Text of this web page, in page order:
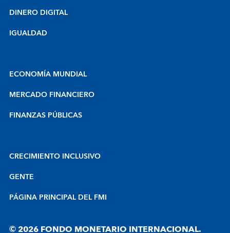
DINERO DIGITAL
IGUALDAD
ECONOMÍA MUNDIAL
MERCADO FINANCIERO
FINANZAS PÚBLICAS
CRECIMIENTO INCLUSIVO
GENTE
PÁGINA PRINCIPAL DEL FMI
© 2026 FONDO MONETARIO INTERNACIONAL.